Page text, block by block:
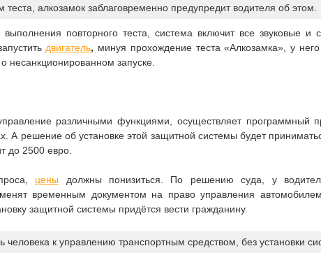
алкозамок заблаговременно предупредит водителя об этом.
повторного теста, система включит все звуковые и
двигатель, минуя прохождение теста «Алкозамка», у
несанкционированном запуске.
различными функциями, осуществляет программный
А решение об установке этой защитной системы будет
до 2500 евро.
цены должны понизиться. По решению суда, у
временным документом на право управления
защитной системы придётся вести гражданину.
человека к управлению транспортным средством, без установки